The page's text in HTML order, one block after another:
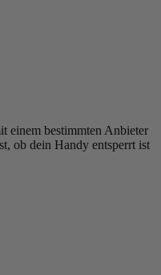
einem bestimmten Anbieter
ob dein Handy entsperrt ist